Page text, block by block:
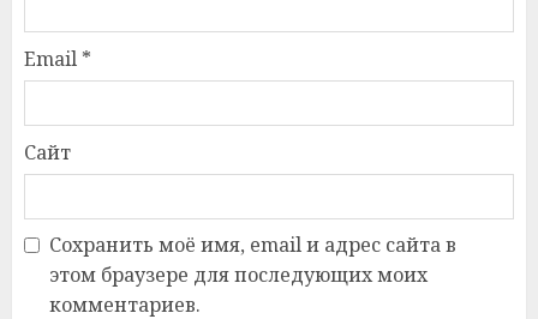
Email *
Сайт
Сохранить моё имя, email и адрес сайта в
этом браузере для последующих моих
комментариев.